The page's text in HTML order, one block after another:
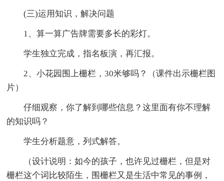
(三)运用知识，解决问题
1、算一算广告牌需要多长的彩灯。
学生独立完成，指名板演，再汇报。
2、小花园围上栅栏，30米够吗？（课件出示栅栏图
片）
仔细观察，你了解到哪些信息？这里面有你不理解
的知识吗？
学生分析题意，列式解答。
（设计说明：如今的孩子，也许见过栅栏，但是对
栅栏这个词比较陌生，围栅栏又是生活中常见的事例，